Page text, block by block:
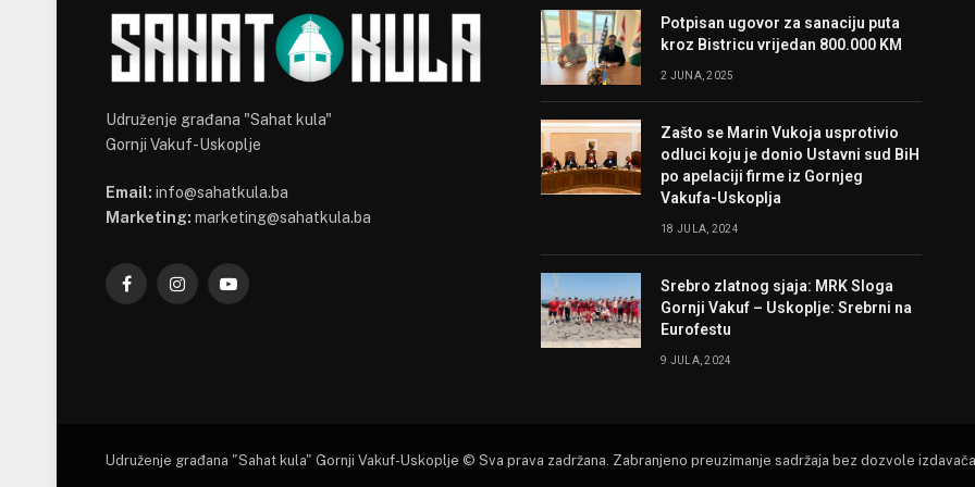
Udruženje građana "Sahat kula"
Gornji Vakuf-Uskoplje
Email: info@sahatkula.ba
Marketing: marketing@sahatkula.ba
FacebookInstagramYouTube
Potpisan ugovor za sanaciju puta
kroz Bistricu vrijedan 800.000 KM
2 JUNA, 2025
Zašto se Marin Vukoja usprotivio
odluci koju je donio Ustavni sud BiH
po apelaciji firme iz Gornjeg
Vakufa-Uskoplja
18 JULA, 2024
Srebro zlatnog sjaja: MRK Sloga
Gornji Vakuf – Uskoplje: Srebrni na
Eurofestu
9 JULA, 2024
Udruženje građana "Sahat kula" Gornji Vakuf-Uskoplje © Sva prava zadržana. Zabranjeno preuzimanje sadržaja bez dozvole